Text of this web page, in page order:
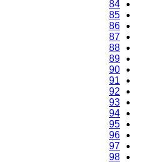
84
85
86
87
88
89
90
91
92
93
94
95
96
97
98